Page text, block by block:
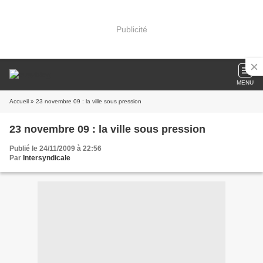
Publicité
MENU
Accueil » 23 novembre 09 : la ville sous pression
23 novembre 09 : la ville sous pression
Publié le 24/11/2009 à 22:56
Par Intersyndicale